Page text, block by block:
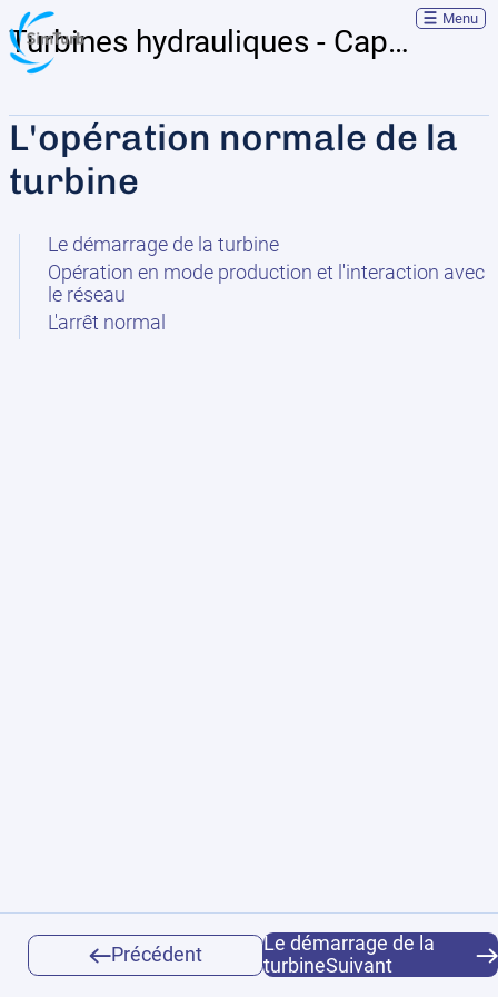
Turbines hydrauliques - Capsules théoriques
Menu
L'opération normale de la
turbine
Le démarrage de la turbine
Opération en mode production et l'interaction avec
le réseau
L'arrêt normal
Précédent
Le démarrage de la
turbineSuivant